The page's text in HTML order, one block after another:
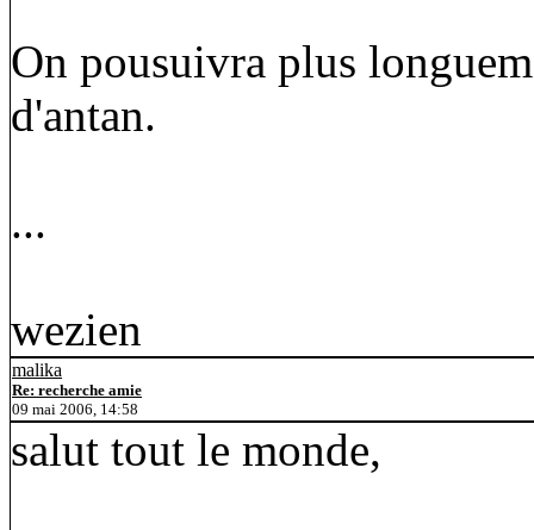
On pousuivra plus
d'antan.
...
wezien
malika
Re: recherche amie
09 mai 2006, 14:58
salut tout le monde,